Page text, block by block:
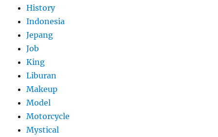
History
Indonesia
Jepang
Job
King
Liburan
Makeup
Model
Motorcycle
Mystical